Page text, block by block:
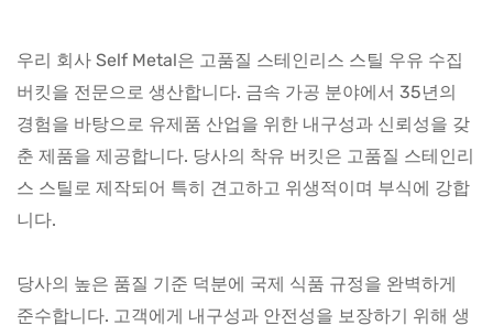
우리 회사 Self Metal은 고품질 스테인리스 스틸 우유 수집
버킷을 전문으로 생산합니다. 금속 가공 분야에서 35년의
경험을 바탕으로 유제품 산업을 위한 내구성과 신뢰성을 갖
춘 제품을 제공합니다. 당사의 착유 버킷은 고품질 스테인리
스 스틸로 제작되어 특히 견고하고 위생적이며 부식에 강합
니다.
당사의 높은 품질 기준 덕분에 국제 식품 규정을 완벽하게
준수합니다. 고객에게 내구성과 안전성을 보장하기 위해 생